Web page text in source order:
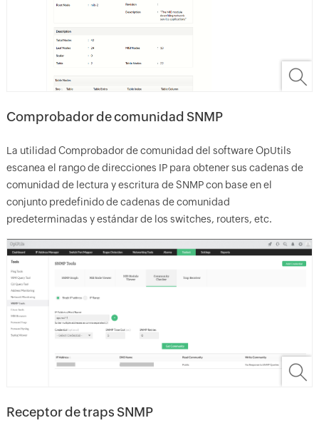
Comprobador de comunidad SNMP
La utilidad Comprobador de comunidad del software OpUtils
escanea el rango de direcciones IP para obtener sus cadenas de
comunidad de lectura y escritura de SNMP con base en el
conjunto predefinido de cadenas de comunidad
predeterminadas y estándar de los switches, routers, etc.
Receptor de traps SNMP